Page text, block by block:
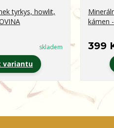
tyrkys, howlit,
skladem
variantu
kámen
399